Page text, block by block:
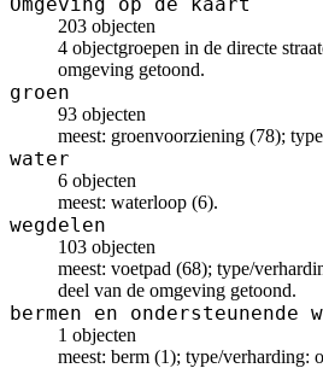
203 objecten
4 objectgroepen in de directe
omgeving getoond.
groen
93 objecten
meest: groenvoorziening (78);
water
6 objecten
meest: waterloop (6).
wegdelen
103 objecten
meest: voetpad (68); type/
deel van de omgeving getoond.
bermen en ondersteunende
1 objecten
meest: berm (1); type/verharding: